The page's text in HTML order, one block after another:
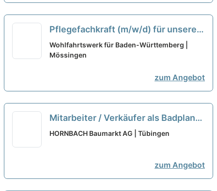
Pflegefachkraft (m/w/d) für unseren
Mobilen Dienst in Teilzeit neu
Wohlfahrtswerk für Baden-Württemberg |
Mössingen
zum Angebot
Mitarbeiter / Verkäufer als Badplaner
(gn) Vollzeit / Teilzeit neu
HORNBACH Baumarkt AG | Tübingen
zum Angebot